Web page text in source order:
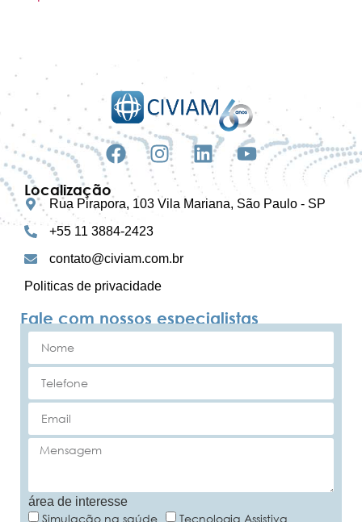
Localização
Rua Pirapora, 103 Vila Mariana, São Paulo - SP
+55 11 3884-2423
contato@civiam.com.br
Politicas de privacidade
Fale com nossos especialistas
área de interesse
Simulação na saúde
Tecnologia Assistiva